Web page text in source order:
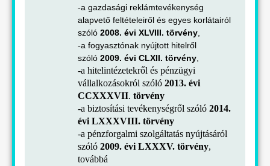
-a gazdasági reklámtevékenység
alapvető feltételeiről és egyes korlátairól
szóló 2008. évi XLVIII. törvény,
-a fogyasztónak nyújtott hitelről
szóló 2009. évi CLXII. törvény,
-a hitelintézetekről és pénzügyi
vállalkozásokról szóló 2013. évi
CCXXXVII. törvény
-a biztosítási tevékenységről szóló 2014.
évi LXXXVIII. törvény
-a pénzforgalmi szolgáltatás nyújtásáról
szóló 2009. évi LXXXV. törvény,
továbbá